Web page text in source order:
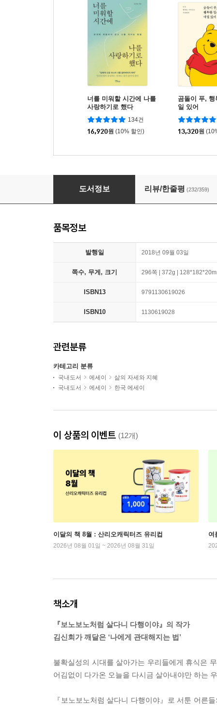
너를 미워할 시간에 나를
사랑하기로 했다
134건
16,920원 (10% 할인)
곰돌이 푸,
일 있어
13,320원
아무것도 안 해도 아무렇지 않구나
도서정보 리뷰/한줄평 (232/359)
품목정보
발행일 2018년 09월 03일
쪽수, 무게, 크기 296쪽 | 372g |
ISBN13 9791130619026
ISBN10 1130619028
관련분류
카테고리 분류
국내도서 에세이
삶의 자세와 지혜
국내도서
에세이 한국 에세이
이 상품의 이벤트 (12개)
이달의 책 8월 : 산리오캐릭터즈 유리컵
2026년 08월 01일 ~ 2026년 08월 31일
여
책소개
『보노보노처럼 살다니 다행이야』의 작가
김신회가 깨달은 ‘나에게 관대해지는 법’
불확실성의 시대를 살아가는 우리들에게 휴식은
어김없이 다가온 오늘을 다시금 살아내야만 하는
『보노보노처럼 살다니 다행이야』로 서툰 어른